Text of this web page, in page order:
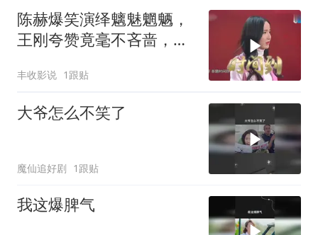
陈赫爆笑演绎魑魅魍魉，
王刚夸赞竟毫不吝啬，足
丰收影说 1跟贴
大爷怎么不笑了
魔仙追好剧 1跟贴
我这爆脾气